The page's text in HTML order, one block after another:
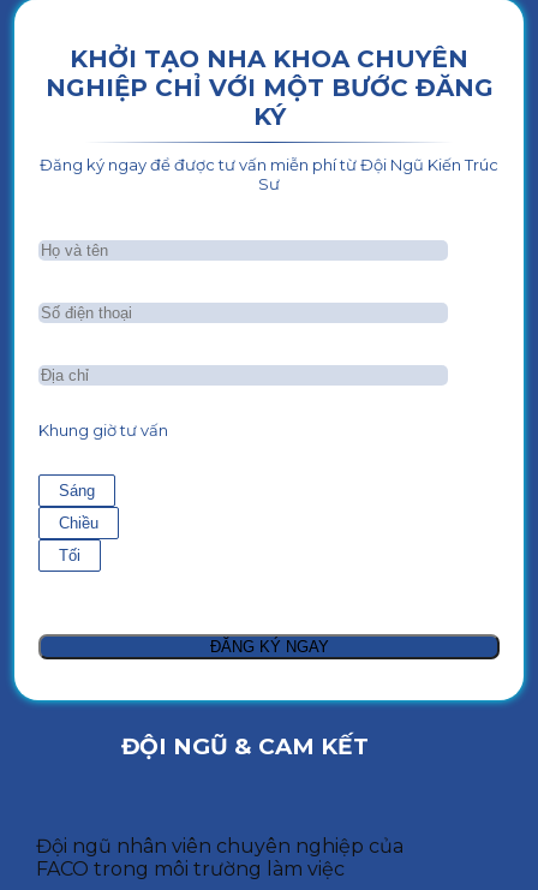
KHỞI TẠO NHA KHOA CHUYÊN
NGHIỆP CHỈ VỚI MỘT BƯỚC ĐĂNG
KÝ
Đăng ký ngay để được tư vấn miễn phí từ Đội Ngũ Kiến Trúc
Sư
Khung giờ tư vấn
Sáng
Chiều
Tối
ĐỘI NGŨ & CAM KẾT
Đội ngũ nhân viên chuyên nghiệp của
FACO trong môi trường làm việc